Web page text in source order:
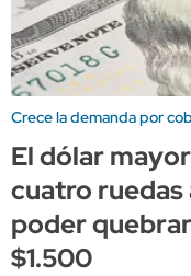
Crece la demanda por
El dólar
cuatro ruedas
poder
$1.500